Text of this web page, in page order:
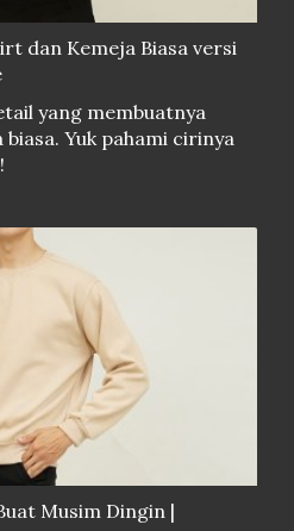
dan Kemeja Biasa versi
yang membuatnya
Yuk pahami cirinya
Musim Dingin |